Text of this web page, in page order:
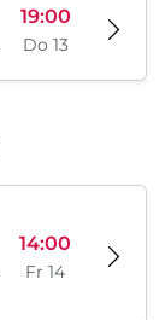
19:00
Do 13
14:00
Fr 14